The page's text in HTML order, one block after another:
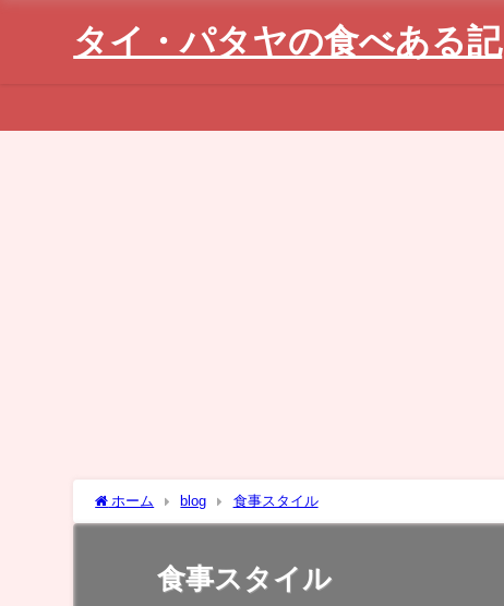
タイ・パタヤの食べある記
ホーム blog 食事スタイル
食事スタイル